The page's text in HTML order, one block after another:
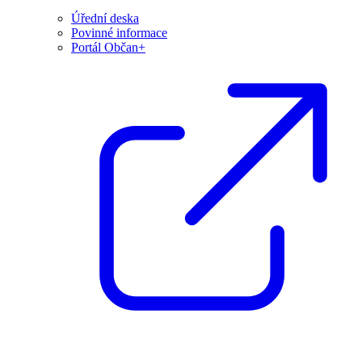
Úřední deska
Povinné informace
Portál Občan+